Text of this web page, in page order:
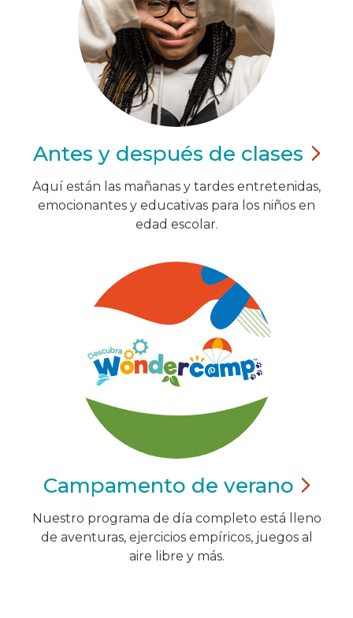
Antes y después de clases
Aquí están las mañanas y tardes entretenidas,
emocionantes y educativas para los niños en
edad escolar.
Campamento de verano
Nuestro programa de día completo está lleno
de aventuras, ejercicios empíricos, juegos al
aire libre y más.